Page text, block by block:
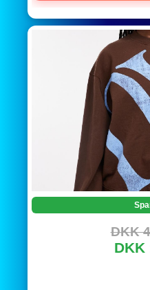
DKK
DKK